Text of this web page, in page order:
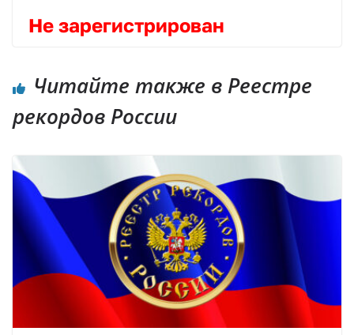
Не зарегистрирован
Читайте также в Реестре
рекордов России